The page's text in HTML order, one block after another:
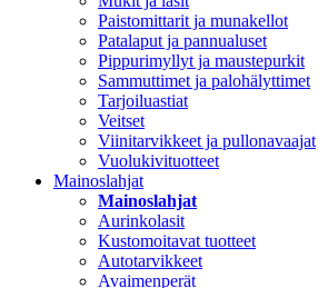
Paistomittarit ja munakellot
Patalaput ja pannualuset
Pippurimyllyt ja maustepurkit
Sammuttimet ja palohälyttimet
Tarjoiluastiat
Veitset
Viinitarvikkeet ja pullonavaajat
Vuolukivituotteet
Mainoslahjat
Mainoslahjat
Aurinkolasit
Kustomoitavat tuotteet
Autotarvikkeet
Avaimenperät